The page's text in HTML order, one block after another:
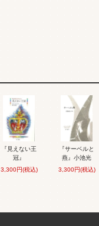
『見えない王
冠』
3,300円(税込)
『サーベルと
燕』小池光
3,300円(税込)